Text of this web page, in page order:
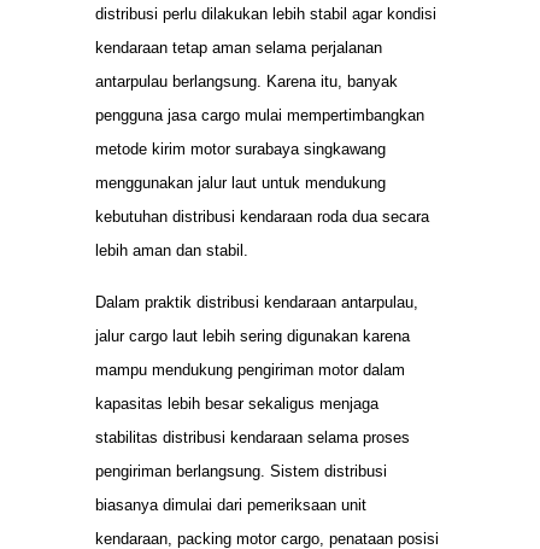
distribusi perlu dilakukan lebih stabil agar kondisi
kendaraan tetap aman selama perjalanan
antarpulau berlangsung. Karena itu, banyak
pengguna jasa cargo mulai mempertimbangkan
metode kirim motor surabaya singkawang
menggunakan jalur laut untuk mendukung
kebutuhan distribusi kendaraan roda dua secara
lebih aman dan stabil.
Dalam praktik distribusi kendaraan antarpulau,
jalur cargo laut lebih sering digunakan karena
mampu mendukung pengiriman motor dalam
kapasitas lebih besar sekaligus menjaga
stabilitas distribusi kendaraan selama proses
pengiriman berlangsung. Sistem distribusi
biasanya dimulai dari pemeriksaan unit
kendaraan, packing motor cargo, penataan posisi